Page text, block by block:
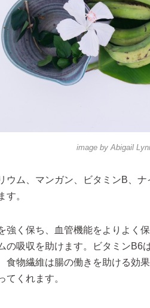
image byAbigail
ウム、マンガン、ビタミンB、
す。
強く保ち、血管機能をよりよく
の吸収を助けます。ビタミンB6
食物繊維は腸の働きを助ける効
てくれます。